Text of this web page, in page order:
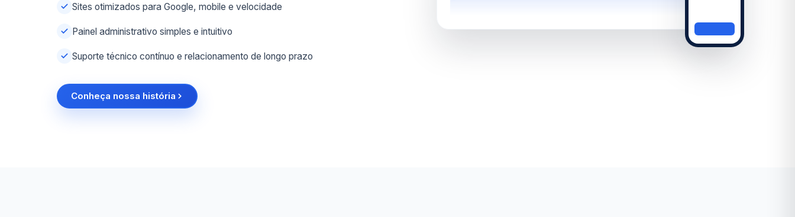
Sites otimizados para Google, mobile e velocidade
Painel administrativo simples e intuitivo
Suporte técnico contínuo e relacionamento de longo prazo
Conheça nossa história